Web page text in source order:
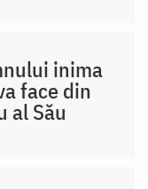
inima
face din
al Său